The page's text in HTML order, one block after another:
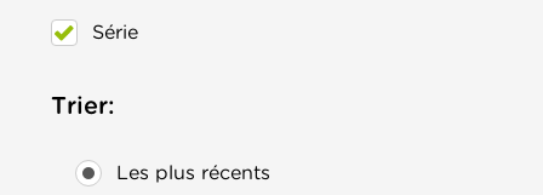
Série
Trier:
Les plus récents